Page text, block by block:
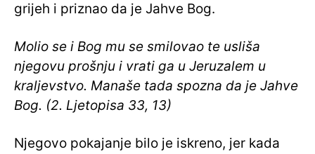
grijeh i priznao da je Jahve Bog.
Molio se i Bog mu se smilovao te usliša
njegovu prošnju i vrati ga u Jeruzalem u
kraljevstvo. Manaše tada spozna da je Jahve
Bog. (2. Ljetopisa 33, 13)
Njegovo pokajanje bilo je iskreno, jer kada